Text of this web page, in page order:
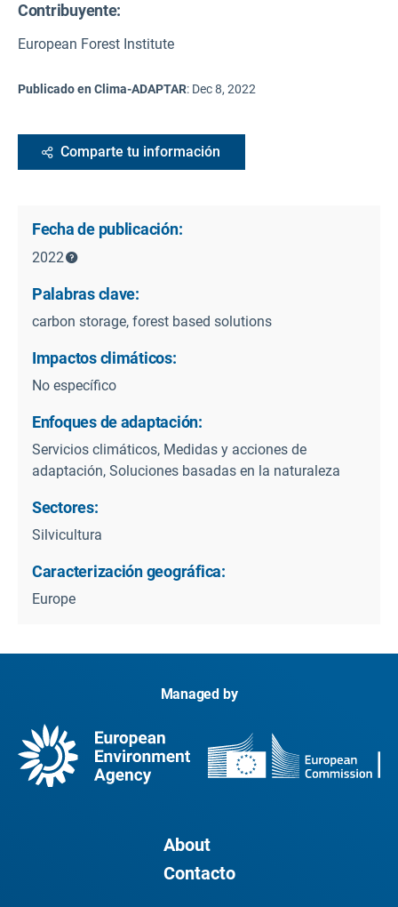
Contribuyente:
European Forest Institute
Publicado en Clima-ADAPTAR: Dec 8, 2022
Comparte tu información
Fecha de publicación:
2022
Palabras clave:
carbon storage, forest based solutions
Impactos climáticos:
No específico
Enfoques de adaptación:
Servicios climáticos, Medidas y acciones de
adaptación, Soluciones basadas en la naturaleza
Sectores:
Silvicultura
Caracterización geográfica:
Europe
Managed by
About
Contacto